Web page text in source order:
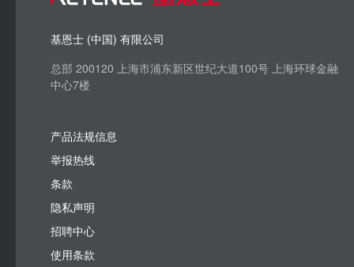
基恩士 (中国) 有限公司
总部 200120 上海市浦东新区世纪大道100号 上海环球金融
中心7楼
产品法规信息
举报热线
条款
隐私声明
招聘中心
使用条款